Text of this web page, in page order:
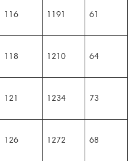
116 1191 61
118 1210 64
121 1234 73
126 1272 68